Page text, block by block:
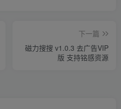
下一篇
磁力搜搜 v1.0.3 去广告VIP
版 支持铭感资源